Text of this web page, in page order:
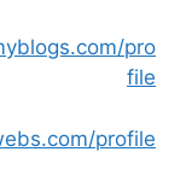
pro
file
profile